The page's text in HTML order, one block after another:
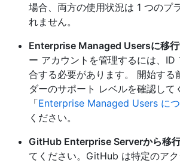
場合、両方の使用状況は 1 つのプ
れません。
Enterprise Managed Usersに移
ー アカウントを管理するには、ID
合する必要があります。 開始する
ダーのサポート レベルを確認して
「Enterprise Managed Users に
ください。
GitHub Enterprise Serverから移
てください。GitHub は特定のア